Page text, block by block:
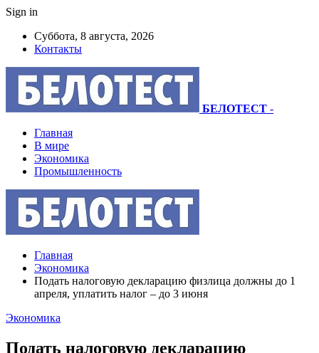
Sign in
Суббота, 8 августа, 2026
Контакты
БЕЛОТЕСТ -
Главная
В мире
Экономика
Промышленность
Главная
Экономика
Подать налоговую декларацию физлица должны до 1
апреля, уплатить налог – до 3 июня
Экономика
Подать налоговую декларацию